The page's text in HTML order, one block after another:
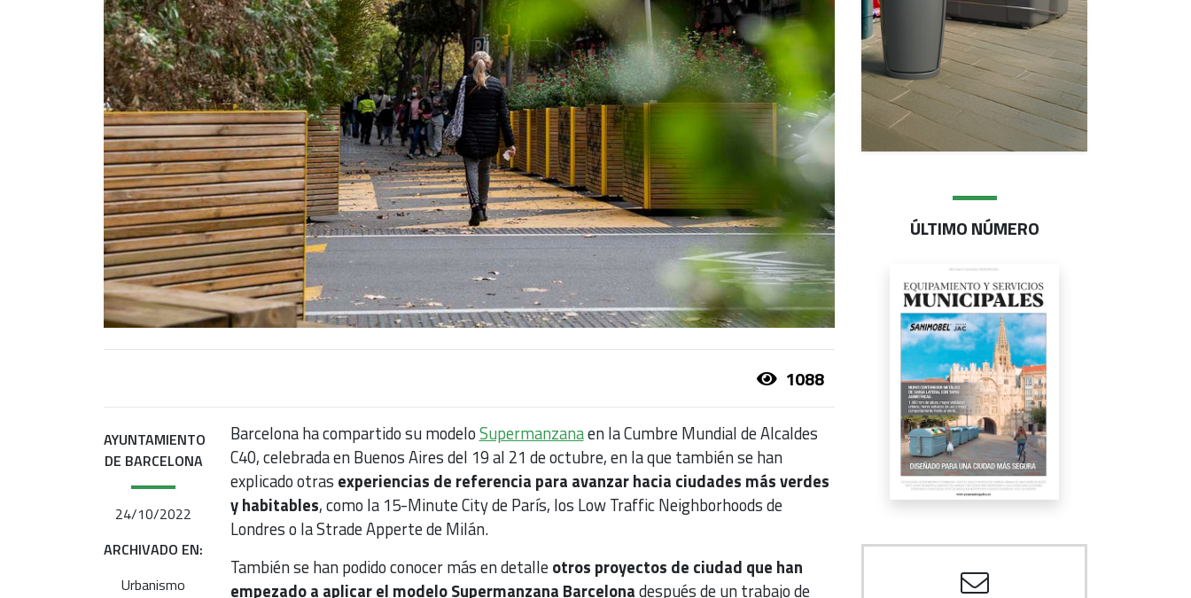
1088
AYUNTAMIENTO
DE BARCELONA
24/10/2022
ARCHIVADO EN:
Urbanismo
Barcelona ha compartido su modeloSupermanzanaen la Cumbre Mundial de Alcaldes
C40, celebrada en Buenos Aires del 19 al 21 de octubre, en la que también se han
explicado otras experiencias de referencia para avanzar hacia ciudades más verdes
y habitables, como la 15-Minute City de París, los Low Traffic Neighborhoods de
Londres o la Strade Apperte de Milán.
También se han podido conocer más en detalleotros proyectos de ciudad que han
empezado a aplicar el modelo Supermanzana Barcelonadespués de un trabajo de
ÚLTIMO NÚMERO